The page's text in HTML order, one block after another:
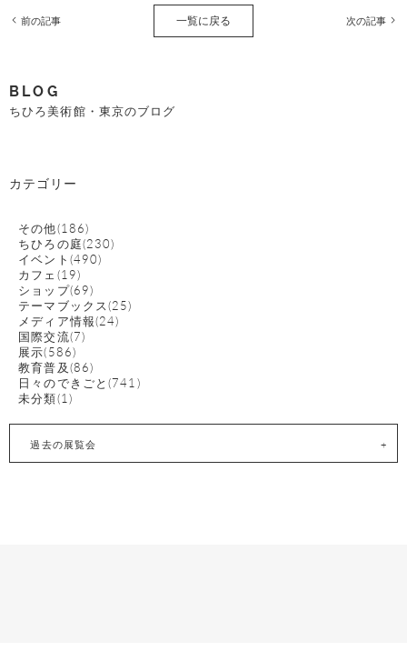
前の記事 一覧に戻る 次の記事
BLOG
ちひろ美術館・東京のブログ
カテゴリー
その他(186)
ちひろの庭(230)
イベント(490)
カフェ(19)
ショップ(69)
テーマブックス(25)
メディア情報(24)
国際交流(7)
展示(586)
教育普及(86)
日々のできごと(741)
未分類(1)
過去の展覧会